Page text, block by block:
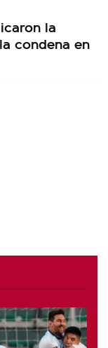
la
condena en